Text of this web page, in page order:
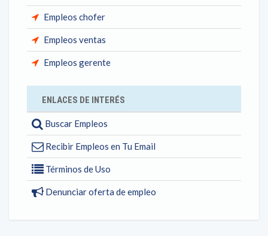
Empleos chofer
Empleos ventas
Empleos gerente
ENLACES DE INTERÉS
Buscar Empleos
Recibir Empleos en Tu Email
Términos de Uso
Denunciar oferta de empleo